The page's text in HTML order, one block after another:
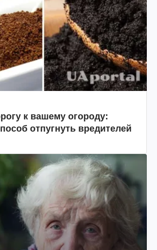
к вашему огороду:
отпугнуть вредителей